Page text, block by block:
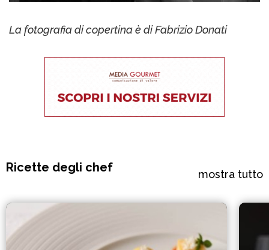
La fotografia di copertina è di Fabrizio Donati
Ricette degli chef mostra tutto